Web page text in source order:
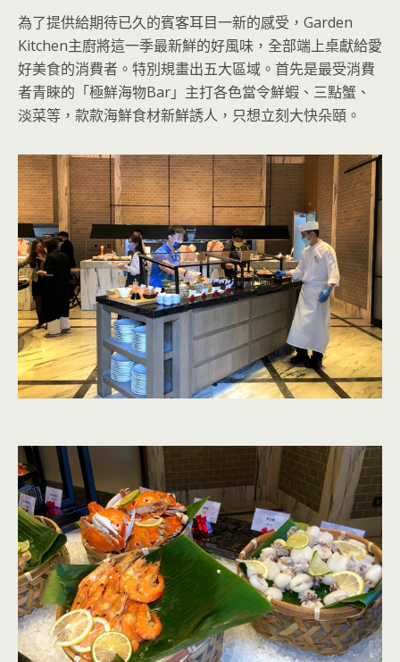
為了提供給期待已久的賓客耳目一新的感受，Garden
Kitchen主廚將這一季最新鮮的好風味，全部端上桌獻給愛
好美食的消費者。特別規畫出五大區域。首先是最受消費
者青睞的「極鮮海物Bar」主打各色當令鮮蝦、三點蟹、
淡菜等，款款海鮮食材新鮮誘人，只想立刻大快朵頤。